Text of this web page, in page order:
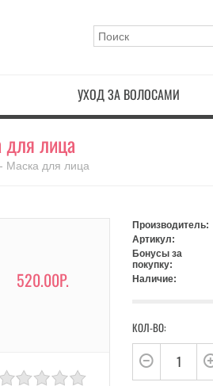
УХОД ЗА ВОЛОСАМИ
для лица
Маска для лица
520.00Р.
Производитель:
Артикул:
Бонусы за
покупку:
Наличие:
КОЛ-ВО: